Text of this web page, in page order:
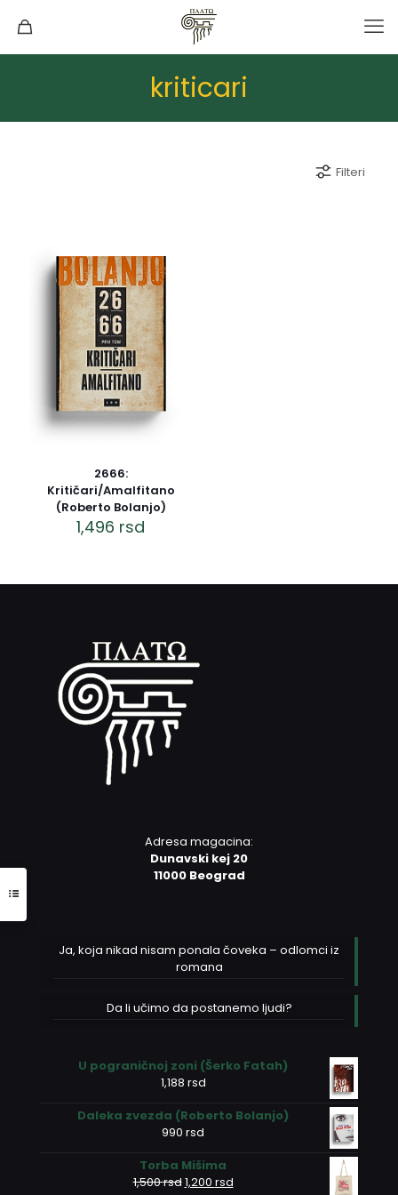
kriticari
Filteri
2666:
Kritičari/Amalfitano
(Roberto Bolanjo)
1,496 rsd
Adresa magacina:
Dunavski kej 20
11000 Beograd
Ja, koja nikad nisam ponala čoveka – odlomci iz
romana
Da li učimo da postanemo ljudi?
U pograničnoj zoni (Šerko Fatah)
1,188 rsd
Daleka zvezda (Roberto Bolanjo)
990 rsd
Torba Mišima
1,500rsdOriginalna
1,200 rsdTrenutna